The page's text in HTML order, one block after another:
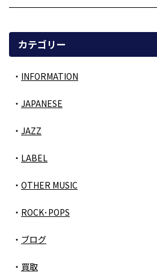
カテゴリー
INFORMATION
JAPANESE
JAZZ
LABEL
OTHER MUSIC
ROCK･POPS
ブログ
買取